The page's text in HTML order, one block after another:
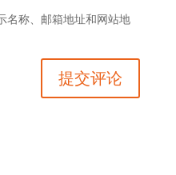
名称、邮箱地址和网站地